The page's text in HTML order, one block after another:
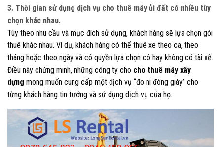
3. Thời gian sử dụng dịch vụ cho thuê máy ủi đất có nhiều tùy
chọn khác nhau.
Tùy theo nhu cầu và mục đích sử dụng, khách hàng sẽ lựa chọn gói
thuê khác nhau. Ví dụ, khách hàng có thể thuê xe theo ca, theo
tháng hoặc theo ngày và có quyền lựa chọn có hay không có tài xế.
Điều này chứng minh, những công ty cho cho thuê máy xây
dựng mong muốn cung cấp một dịch vụ “đo ni đóng giày” cho
từng khách hàng tin tưởng và sử dụng dịch vụ của họ.